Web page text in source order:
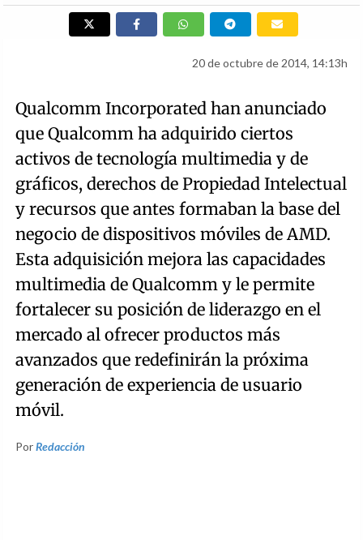
20 de octubre de 2014, 14:13h
Qualcomm Incorporated han anunciado
que Qualcomm ha adquirido ciertos
activos de tecnología multimedia y de
gráficos, derechos de Propiedad Intelectual
y recursos que antes formaban la base del
negocio de dispositivos móviles de AMD.
Esta adquisición mejora las capacidades
multimedia de Qualcomm y le permite
fortalecer su posición de liderazgo en el
mercado al ofrecer productos más
avanzados que redefinirán la próxima
generación de experiencia de usuario
móvil.
PorRedacción